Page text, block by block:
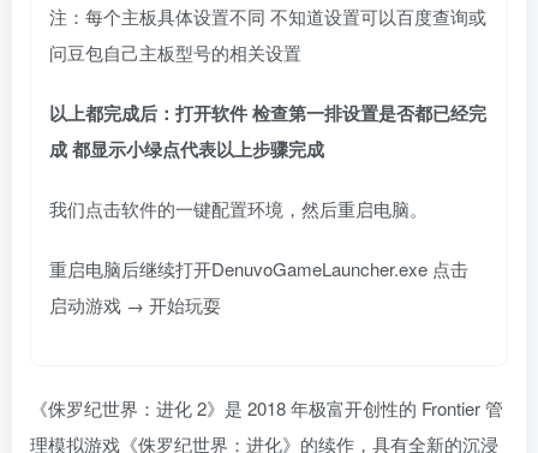
注：每个主板具体设置不同 不知道设置可以百度查询或
问豆包自己主板型号的相关设置
以上都完成后：打开软件 检查第一排设置是否都已经完
成 都显示小绿点代表以上步骤完成
我们点击软件的一键配置环境，然后重启电脑。
重启电脑后继续打开DenuvoGameLauncher.exe 点击
启动游戏 → 开始玩耍
《侏罗纪世界：进化 2》是 2018 年极富开创性的 Frontier 管
理模拟游戏《侏罗纪世界：进化》的续作，具有全新的沉浸